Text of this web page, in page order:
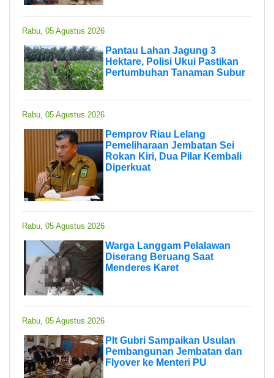
Rabu, 05 Agustus 2026
Pantau Lahan Jagung 3
Hektare, Polisi Ukui Pastikan
Pertumbuhan Tanaman Subur
Rabu, 05 Agustus 2026
Pemprov Riau Lelang
Pemeliharaan Jembatan Sei
Rokan Kiri, Dua Pilar Kembali
Diperkuat
Rabu, 05 Agustus 2026
Warga Langgam Pelalawan
Diserang Beruang Saat
Menderes Karet
Rabu, 05 Agustus 2026
Plt Gubri Sampaikan Usulan
Pembangunan Jembatan dan
Flyover ke Menteri PU